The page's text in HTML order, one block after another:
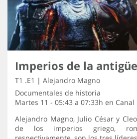
Imperios de la
T1 .E1 | Alejandro Magno
Documentales de historia
Martes 11 - 05:43 a 07:33h en Canal
Alejandro Magno, Julio César y
de los imperios griego,